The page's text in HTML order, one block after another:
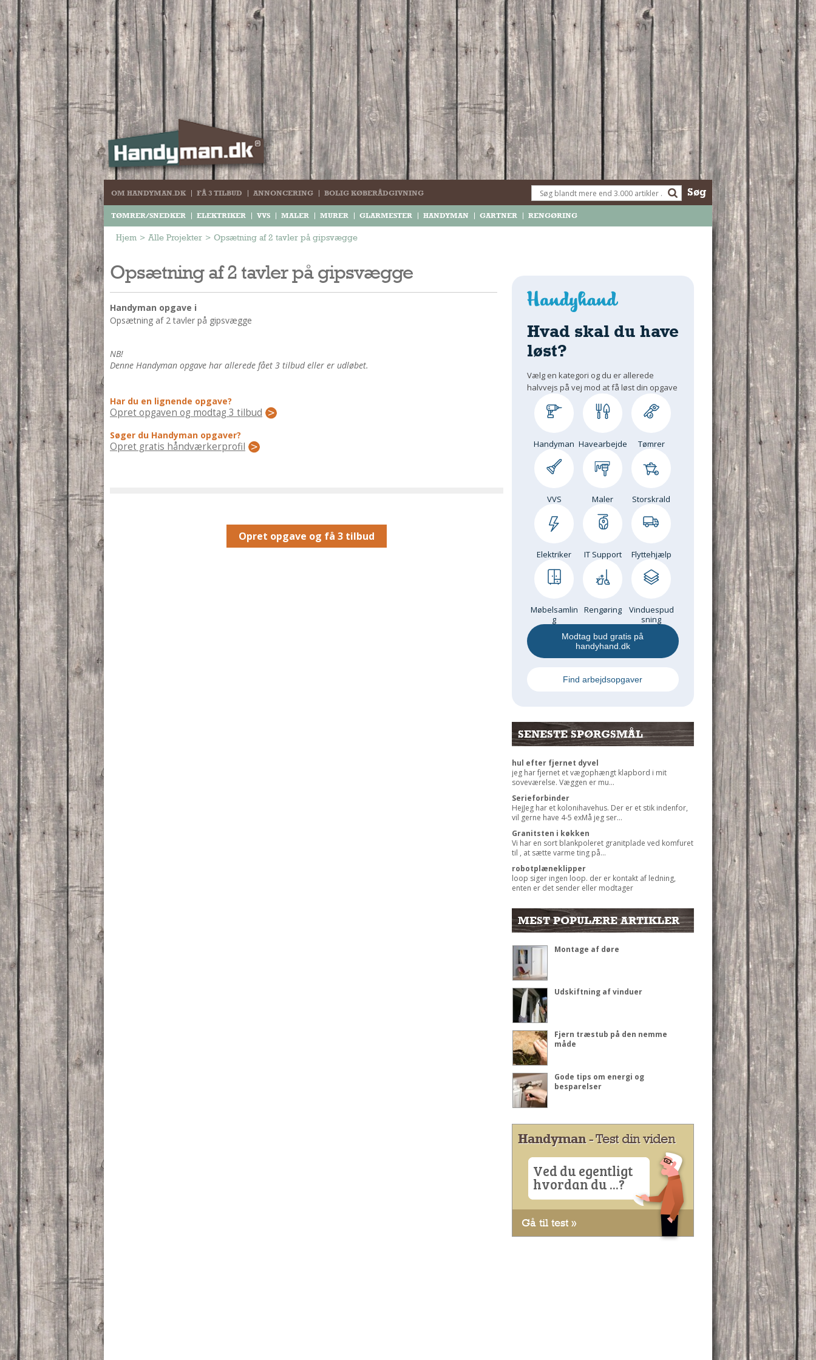
OM HANDYMAN.DK FÅ 3 TILBUD ANNONCERING BOLIG KØBERÅDGIVNING
TØMRER/SNEDKER ELEKTRIKER VVS MALER MURER GLARMESTER HANDYMAN GARTNER RENGØRING
Søg
Hjem > Alle Projekter > Opsætning af 2 tavler på gipsvægge
Opsætning af 2 tavler på gipsvægge
Handyman opgave i
Opsætning af 2 tavler på gipsvægge
NB!
Denne Handyman opgave har allerede fået 3 tilbud eller er udløbet.
Har du en lignende opgave?
Opret opgaven og modtag 3 tilbud
Søger du Handyman opgaver?
Opret gratis håndværkerprofil
Opret opgave og få 3 tilbud
Hvad skal du have
løst?
Vælg en kategori og du er allerede
halvvejs på vej mod at få løst din opgave
Handyman Havearbejde Tømrer
VVS Maler Storskrald
Elektriker IT Support Flyttehjælp
Møbelsamlin
g
Rengøring
Vinduespud
sning
Modtag bud gratis på
handyhand.dk
Find arbejdsopgaver
SENESTE SPØRGSMÅL
hul efter fjernet dyvel
jeg har fjernet et vægophængt klapbord i mit
soveværelse. Væggen er mu...
Serieforbinder
HejJeg har et kolonihavehus. Der er et stik indenfor,
vil gerne have 4-5 exMå jeg ser...
Granitsten i køkken
Vi har en sort blankpoleret granitplade ved komfuret
til , at sætte varme ting på...
robotplæneklipper
loop siger ingen loop. der er kontakt af ledning,
enten er det sender eller modtager
MEST POPULÆRE ARTIKLER
Montage af døre
Udskiftning af vinduer
Fjern træstub på den nemme
måde
Gode tips om energi og
besparelser
Handyman- Test din viden
Ved du egentligt
hvordan du ...?
Gå til test »